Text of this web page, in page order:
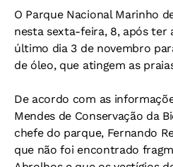
O Parque Nacional Marinho
nesta sexta-feira, 8, após ter
último dia 3 de novembro
de óleo, que atingem as
De acordo com as
Mendes de Conservação da
chefe do parque, Fernando
que não foi encontrado